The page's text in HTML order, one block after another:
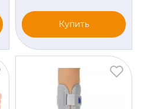
Купить